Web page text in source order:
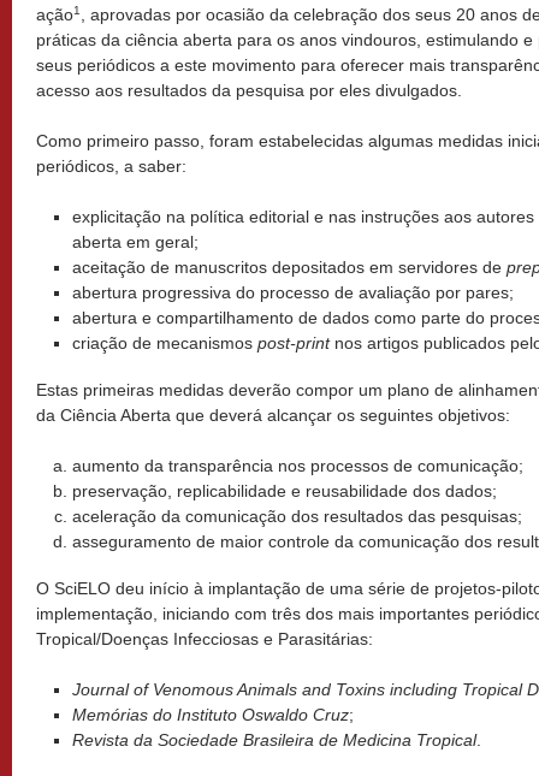
ação1
, aprovadas por ocasião da celebração dos seus 20 anos
práticas da ciência aberta para os anos vindouros, estimulando
seus periódicos a este movimento para oferecer mais
acesso aos resultados da pesquisa por eles divulgados.
Como primeiro passo, foram estabelecidas algumas medidas
periódicos, a saber:
explicitação na política editorial e nas instruções aos
aberta em geral;
aceitação de manuscritos depositados em servidores de
abertura progressiva do processo de avaliação por pares;
abertura e compartilhamento de dados como parte do
criação de mecanismos post-printnos artigos publicados
Estas primeiras medidas deverão compor um plano de
da Ciência Aberta que deverá alcançar os seguintes objetivos:
aumento da transparência nos processos de comunicação;
preservação, replicabilidade e reusabilidade dos dados;
aceleração da comunicação dos resultados das pesquisas;
asseguramento de maior controle da comunicação dos
O SciELO deu início à implantação de uma série de projetos-
implementação, iniciando com três dos mais importantes
Tropical/Doenças Infecciosas e Parasitárias:
Journal of Venomous Animals and Toxins including Tropical
Memórias do Instituto Oswaldo Cruz;
Revista da Sociedade Brasileira de Medicina Tropical.